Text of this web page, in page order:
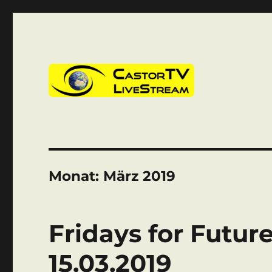
Monat: März 2019
Fridays for
15.03.2019